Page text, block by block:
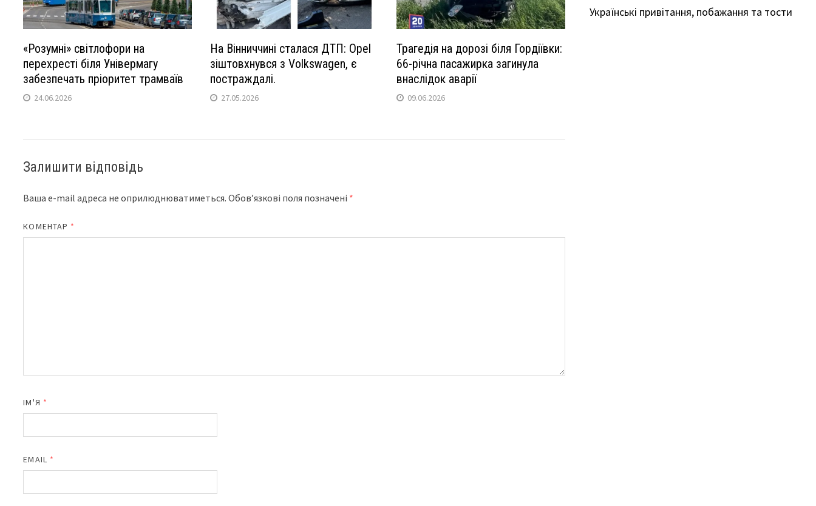
«Розумні» світлофори на
перехресті біля Універмагу
забезпечать пріоритет трамваїв
24.06.2026
На Вінниччині сталася ДТП: Opel
зіштовхнувся з Volkswagen, є
постраждалі.
27.05.2026
Трагедія на дорозі біля Гордіївки:
66-річна пасажирка загинула
внаслідок аварії
09.06.2026
Залишити відповідь
Ваша e-mail адреса не оприлюднюватиметься. Обов’язкові поля позначені *
КОМЕНТАР *
ІМ'Я *
EMAIL *
Українські привітання, побажання та тости